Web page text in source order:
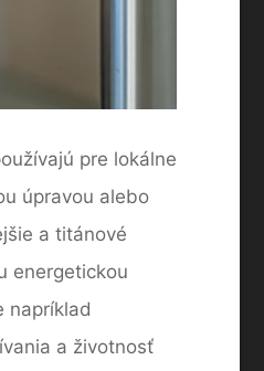
pre lokálne
úpravou alebo
a titánové
energetickou
napríklad
a životnosť